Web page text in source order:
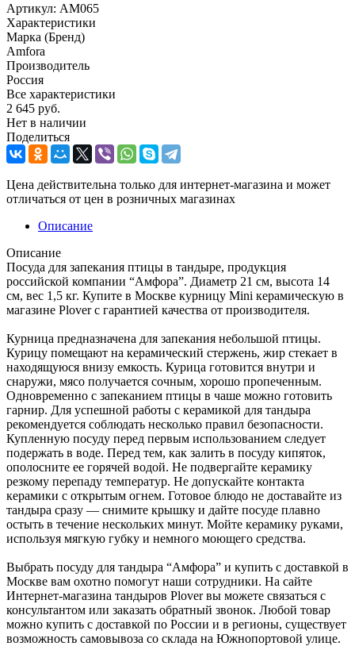
Артикул: AM065
Характеристики
Марка (Бренд)
Amfora
Производитель
Россия
Все характеристики
2 645 руб.
Нет в наличии
Поделиться
Цена действительна только для интернет-магазина и может
отличаться от цен в розничных магазинах
Описание
Описание
Посуда для запекания птицы в тандыре, продукция
российской компании “Амфора”. Диаметр 21 см, высота 14
см, вес 1,5 кг. Купите в Москве курницу Mini керамическую в
магазине Plover с гарантией качества от производителя.
Курница предназначена для запекания небольшой птицы.
Курицу помещают на керамический стержень, жир стекает в
находящуюся внизу емкость. Курица готовится внутри и
снаружи, мясо получается сочным, хорошо пропеченным.
Одновременно с запеканием птицы в чаше можно готовить
гарнир. Для успешной работы с керамикой для тандыра
рекомендуется соблюдать несколько правил безопасности.
Купленную посуду перед первым использованием следует
подержать в воде. Перед тем, как залить в посуду кипяток,
ополосните ее горячей водой. Не подвергайте керамику
резкому перепаду температур. Не допускайте контакта
керамики с открытым огнем. Готовое блюдо не доставайте из
тандыра сразу — снимите крышку и дайте посуде плавно
остыть в течение нескольких минут. Мойте керамику руками,
используя мягкую губку и немного моющего средства.
Выбрать посуду для тандыра “Амфора” и купить с доставкой в
Москве вам охотно помогут наши сотрудники. На сайте
Интернет-магазина тандыров Plover вы можете связаться с
консультантом или заказать обратный звонок. Любой товар
можно купить с доставкой по России и в регионы, существует
возможность самовывоза со склада на Южнопортовой улице.